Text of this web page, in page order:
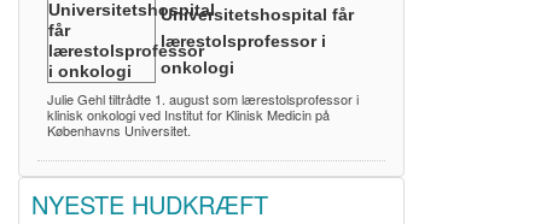
Universitetshospital får
lærestolsprofessor i
onkologi
Julie Gehl tiltrådte 1. august som lærestolsprofessor i
klinisk onkologi ved Institut for Klinisk Medicin på
Københavns Universitet.
NYESTE HUDKRÆFT